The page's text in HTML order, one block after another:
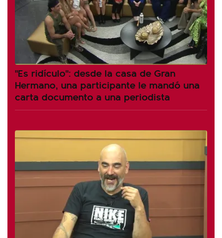
"Es ridículo": desde la casa de Gran
Hermano, una participante le mandó una
carta documento a una periodista